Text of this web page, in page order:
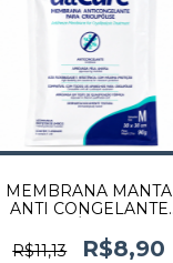
MEMBRANA MANTA
ANTI CONGELANTE
TAMANHO M
R$11,13 R$8,90